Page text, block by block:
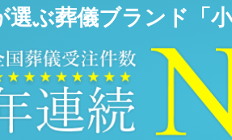
ぶ葬儀ブランド「